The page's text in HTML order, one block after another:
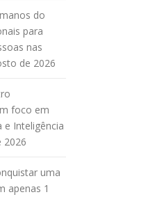
do
para
nas
de 2026
foco em
e Inteligência
2026
uma
apenas 1